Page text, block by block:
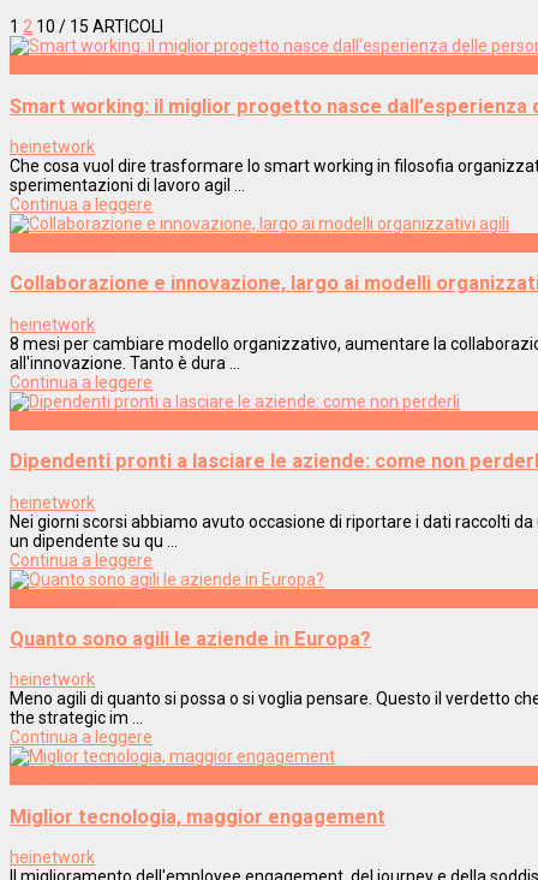
1 2 10 / 15 ARTICOLI
Smart working: il miglior progetto nasce dall’esperienza
heinetwork
Che cosa vuol dire trasformare lo smart working in filosofia
sperimentazioni di lavoro agil ...
Continua a leggere
Collaborazione e innovazione, largo ai modelli
heinetwork
8 mesi per cambiare modello organizzativo, aumentare la
all'innovazione. Tanto è dura ...
Continua a leggere
Dipendenti pronti a lasciare le aziende: come non
heinetwork
Nei giorni scorsi abbiamo avuto occasione di riportare i dati raccolti
un dipendente su qu ...
Continua a leggere
Quanto sono agili le aziende in Europa?
heinetwork
Meno agili di quanto si possa o si voglia pensare. Questo il verdetto
the strategic im ...
Continua a leggere
Miglior tecnologia, maggior engagement
heinetwork